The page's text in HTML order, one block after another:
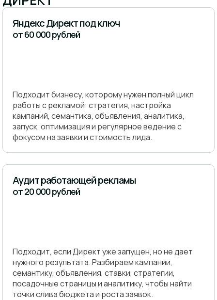
Яндекс Директ под ключ
от 60 000 рублей
Подходит бизнесу, которому нужен полный цикл
работы с рекламой: стратегия, настройка
кампаний, семантика, объявления, аналитика,
запуск, оптимизация и регулярное ведение с
фокусом на заявки и стоимость лида.
Аудит работающей рекламы
от 20 000 рублей
Подходит, если Директ уже запущен, но не дает
нужного результата. Разбираем кампании,
семантику, объявления, ставки, стратегии,
посадочные страницы и аналитику, чтобы найти
точки слива бюджета и роста заявок.